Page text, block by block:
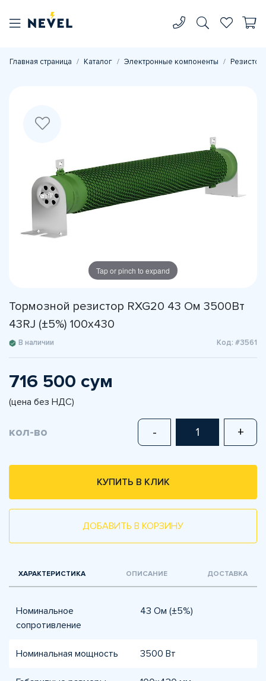
Главная страница Каталог Электронные компоненты
Tap or pinch to expand
Тормозной резистор RXG20 43 Ом 3500Вт
43RJ (±5%) 100x430
В наличии Код: #3561
716 500 сум
(цена без НДС)
кол-во - +
КУПИТЬ В КЛИК
ДОБАВИТЬ В КОРЗИНУ
ХАРАКТЕРИСТИКА ОПИСАНИЕ ДОСТАВКА
Номинальное
сопротивление
43 Ом (±5%)
Номинальная мощность 3500 Вт